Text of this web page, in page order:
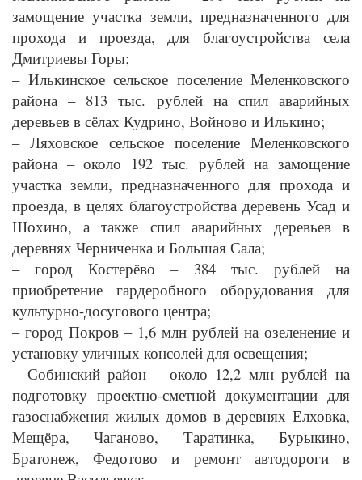
замощение участка земли, предназначенного для
прохода и проезда, для благоустройства села
Дмитриевы Горы;
– Илькинское сельское поселение Меленковского
района – 813 тыс. рублей на спил аварийных
деревьев в сёлах Кудрино, Войново и Илькино;
– Ляховское сельское поселение Меленковского
района – около 192 тыс. рублей на замощение
участка земли, предназначенного для прохода и
проезда, в целях благоустройства деревень Усад и
Шохино, а также спил аварийных деревьев в
деревнях Черниченка и Большая Сала;
– город Костерёво – 384 тыс. рублей на
приобретение гардеробного оборудования для
культурно-досугового центра;
– город Покров – 1,6 млн рублей на озеленение и
установку уличных консолей для освещения;
– Собинский район – около 12,2 млн рублей на
подготовку проектно-сметной документации для
газоснабжения жилых домов в деревнях Елховка,
Мещёра, Чаганово, Таратинка, Бурыкино,
Братонеж, Федотово и ремонт автодороги в